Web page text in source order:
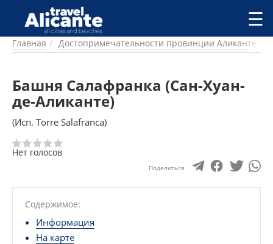
Перейти к основному содержанию
ГОРОДА
ПИТАНИЕ
ПРОЖИВАНИЕ
ПЛЯЖИ
ДОСТОПРИМЕЧАТЕЛЬНОСТИ
КЕМПИНГ
КОМАРКИ (РАЙОНЫ)
ПРЕДЛОЖЕНИЯ
СТАТЬИ
УСЛУГИ
☰
Главная Достопримечательности провинции Аликанте
Башня Салафранка (Сан-Хуан-
де-Аликанте)
(Исп. Torre Salafranca)
Нет голосов
Поделиться
Содержимое:
Информация
На карте